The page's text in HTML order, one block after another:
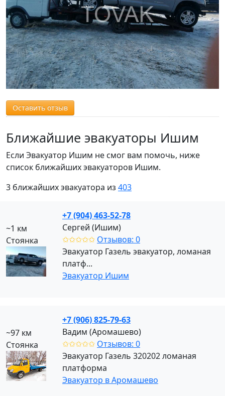
Оставить отзыв
Ближайшие эвакуаторы Ишим
Если Эвакуатор Ишим не смог вам помочь, ниже
список ближайших эвакуаторов Ишим.
3 ближайших эвакуатора из 403
~1 км
Стоянка
+7 (904) 463-52-78
Сергей (Ишим)
✩✩✩✩✩ Отзывов: 0
Эвакуатор Газель эвакуатор, ломаная
платф...
Эвакуатор Ишим
~97 км
Стоянка
+7 (906) 825-79-63
Вадим (Аромашево)
✩✩✩✩✩ Отзывов: 0
Эвакуатор Газель 320202 ломаная
платформа
Эвакуатор в Арoмашево